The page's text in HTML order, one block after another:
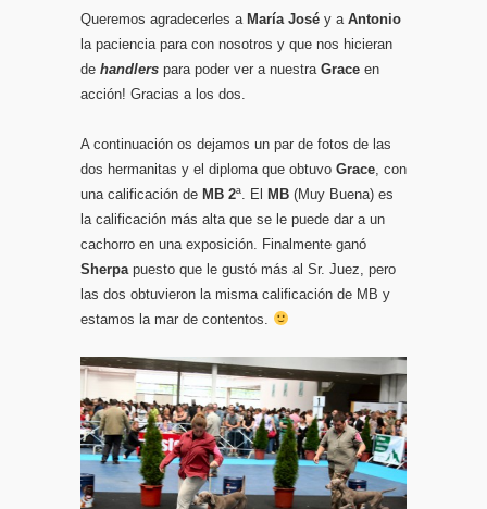
Queremos agradecerles a María José y a Antonio
la paciencia para con nosotros y que nos hicieran
de handlers para poder ver a nuestra Grace en
acción! Gracias a los dos.
A continuación os dejamos un par de fotos de las
dos hermanitas y el diploma que obtuvo Grace, con
una calificación de MB 2ª. El MB (Muy Buena) es
la calificación más alta que se le puede dar a un
cachorro en una exposición. Finalmente ganó
Sherpapuesto que le gustó más al Sr. Juez, pero
las dos obtuvieron la misma calificación de MB y
estamos la mar de contentos.